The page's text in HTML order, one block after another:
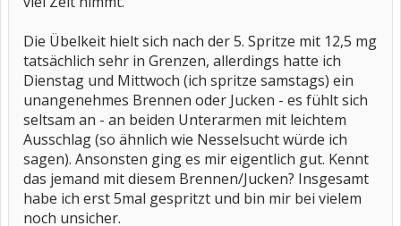
Die Übelkeit hielt sich nach der 5. Spritze mit 12,5 mg
tatsächlich sehr in Grenzen, allerdings hatte ich
Dienstag und Mittwoch (ich spritze samstags) ein
unangenehmes Brennen oder Jucken - es fühlt sich
seltsam an - an beiden Unterarmen mit leichtem
Ausschlag (so ähnlich wie Nesselsucht würde ich
sagen). Ansonsten ging es mir eigentlich gut. Kennt
das jemand mit diesem Brennen/Jucken? Insgesamt
habe ich erst 5mal gespritzt und bin mir bei vielem
noch unsicher.